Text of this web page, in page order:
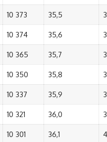
10 373 35,5
10 374 35,6
10 365 35,7
10 350 35,8
10 337 35,9
10 321 36,0
10 301 36,1